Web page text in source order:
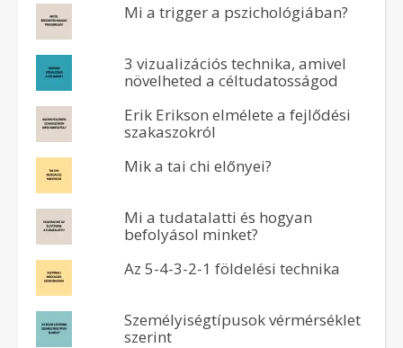
Mi a trigger a pszichológiában?
3 vizualizációs technika, amivel
növelheted a céltudatosságod
Erik Erikson elmélete a fejlődési
szakaszokról
Mik a tai chi előnyei?
Mi a tudatalatti és hogyan
befolyásol minket?
Az 5-4-3-2-1 földelési technika
Személyiségtípusok vérmérséklet
szerint